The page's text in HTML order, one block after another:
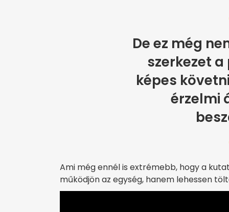
De ez még
szerkezet
képes
érzelmi
Ami még ennél is extrémebb, hogy a
működjön az egység, hanem lehessen